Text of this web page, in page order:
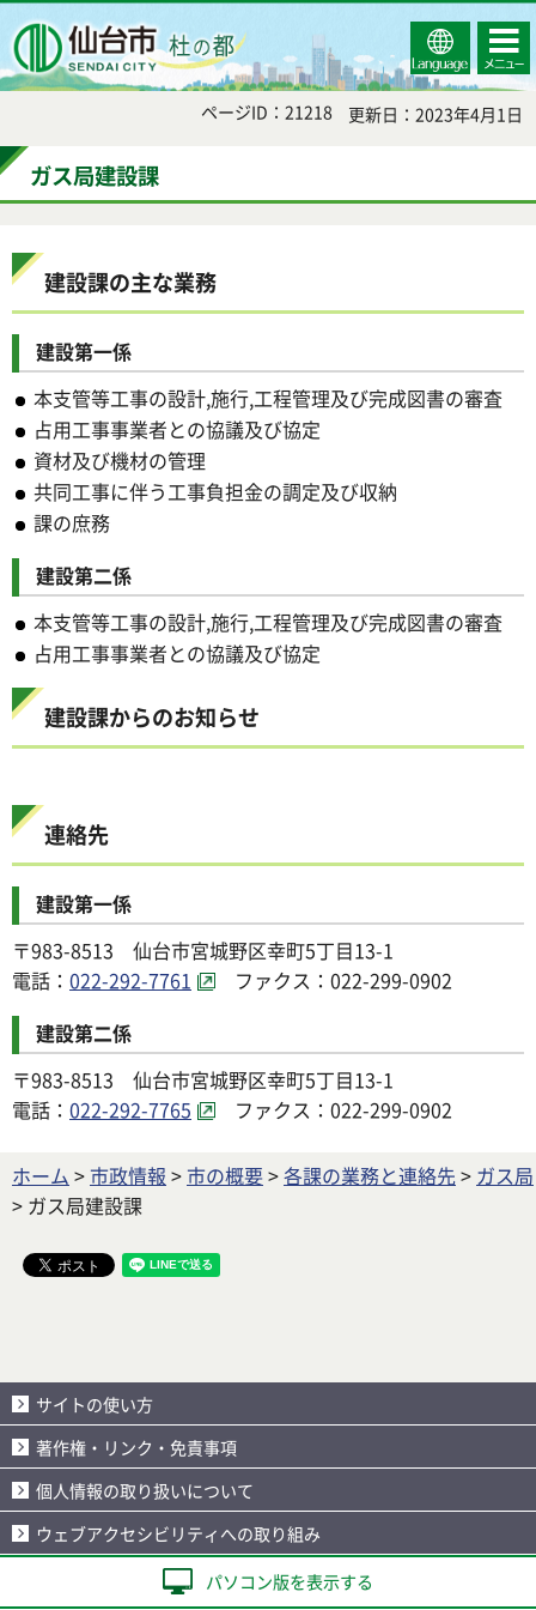
Select
Language
コンテ
ンツメ
ニュー
ページID：21218 更新日：2023年4月1日
ガス局建設課
建設課の主な業務
建設第一係
本支管等工事の設計,施行,工程管理及び完成図書の審査
占用工事事業者との協議及び協定
資材及び機材の管理
共同工事に伴う工事負担金の調定及び収納
課の庶務
建設第二係
本支管等工事の設計,施行,工程管理及び完成図書の審査
占用工事事業者との協議及び協定
建設課からのお知らせ
連絡先
建設第一係
〒983-8513 仙台市宮城野区幸町5丁目13-1
電話： 022-292-7761
ファクス：022-299-0902
建設第二係
〒983-8513 仙台市宮城野区幸町5丁目13-1
電話： 022-292-7765 ファクス：022-299-0902
ホーム >市政情報 >市の概要>各課の業務と連絡先> ガス局
> ガス局建設課
サイトの使い方
著作権・リンク・免責事項
個人情報の取り扱いについて
ウェブアクセシビリティへの取り組み
パソコン版を表示する